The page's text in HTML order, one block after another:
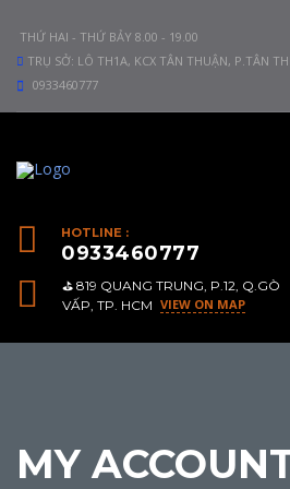
THỨ HAI - THỨ BẢY 8.00 - 19.00
TRỤ SỞ: LÔ TH1A, KCX TÂN THUẬN, P.TÂN
0933460777
HOTLINE :
0933460777
⛳️ 819 QUANG TRUNG, P.12, Q.GÒ
VẤP, TP. HCM VIEW ON MAP
MY